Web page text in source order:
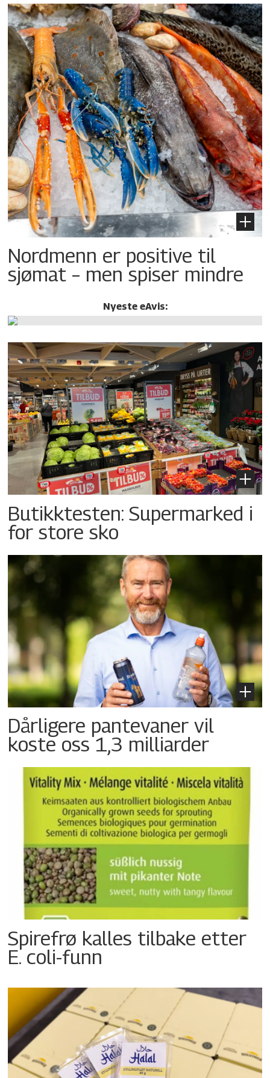
Nordmenn er positive til
sjømat – men spiser mindre
Nyeste eAvis:
Butikktesten: Supermarked i
for store sko
Dårligere pantevaner vil
koste oss 1,3 milliarder
Spirefrø kalles tilbake etter
E. coli-funn